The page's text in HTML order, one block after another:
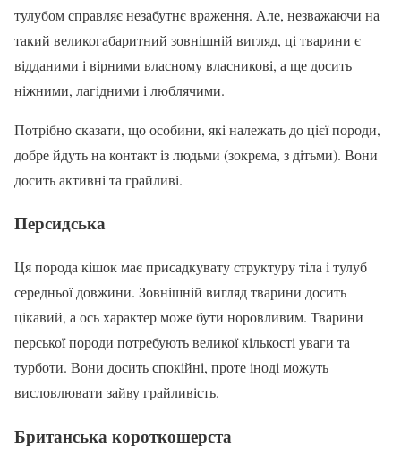
тулубом справляє незабутнє враження. Але, незважаючи на
такий великогабаритний зовнішній вигляд, ці тварини є
відданими і вірними власному власникові, а ще досить
ніжними, лагідними і люблячими.
Потрібно сказати, що особини, які належать до цієї породи,
добре йдуть на контакт із людьми (зокрема, з дітьми). Вони
досить активні та грайливі.
Персидська
Ця порода кішок має присадкувату структуру тіла і тулуб
середньої довжини. Зовнішній вигляд тварини досить
цікавий, а ось характер може бути норовливим. Тварини
перської породи потребують великої кількості уваги та
турботи. Вони досить спокійні, проте іноді можуть
висловлювати зайву грайливість.
Британська короткошерста